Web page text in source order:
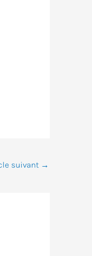
suivant →